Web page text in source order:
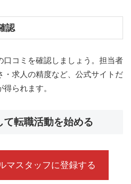
認
口コミを確認しましょう。担当者
・求人の精度など、公式サイトだ
られます。
転職活動を始める
マスタッフに登録する